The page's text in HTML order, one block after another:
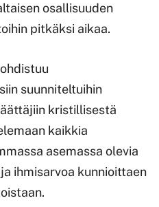
osallisuuden
pitkäksi aikaa.
suunniteltuihin
kristillisestä
kaikkia
asemassa olevia
ihmisarvoa kunnioittaen